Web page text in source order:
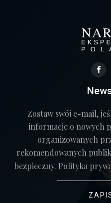
Zostaw swój e-mail,
informacje o nowych
organizowanych
rekomendowanych
bezpieczny. Polityka